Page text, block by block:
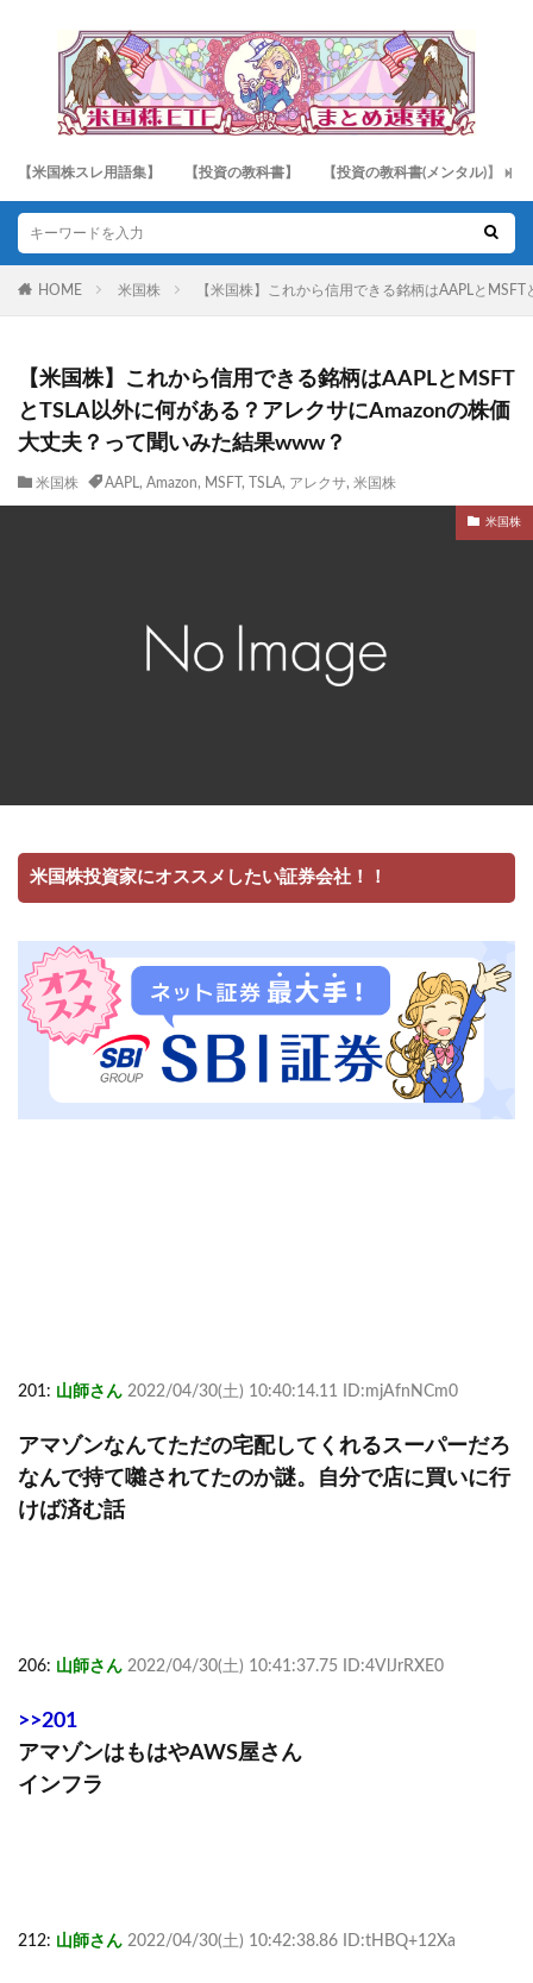
【米国株スレ用語集】 【投資の教科書】 【投資の教科書(メンタル)】
HOME 米国株 【米国株】これから信用できる銘柄はAAPLと
【米国株】これから信用できる銘柄はAAPLとMSFT
とTSLA以外に何がある？アレクサにAmazonの株価
大丈夫？って聞いみた結果www？
米国株 AAPL , Amazon, MSFT , TSLA, アレクサ, 米国株
米国株
米国株投資家にオススメしたい証券会社！！
201: 山師さん 2022/04/30(土) 10:40:14.11 ID:mjAfnNCm0
アマゾンなんてただの宅配してくれるスーパーだろ
なんで持て囃されてたのか謎。自分で店に買いに行
けば済む話
206: 山師さん 2022/04/30(土) 10:41:37.75 ID:4VlJrRXE0
>>201
アマゾンはもはやAWS屋さん
インフラ
212: 山師さん 2022/04/30(土) 10:42:38.86 ID:tHBQ+12Xa